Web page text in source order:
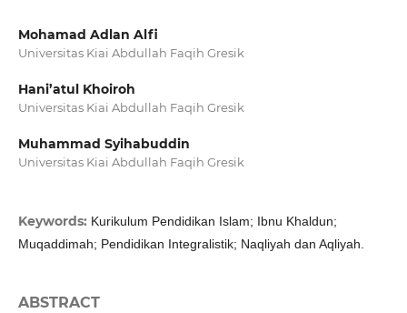
Mohamad Adlan Alfi
Universitas Kiai Abdullah Faqih Gresik
Hani’atul Khoiroh
Universitas Kiai Abdullah Faqih Gresik
Muhammad Syihabuddin
Universitas Kiai Abdullah Faqih Gresik
Keywords: Kurikulum Pendidikan Islam; Ibnu Khaldun;
Muqaddimah; Pendidikan Integralistik; Naqliyah dan Aqliyah.
ABSTRACT